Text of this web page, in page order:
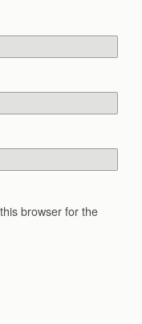
browser for the